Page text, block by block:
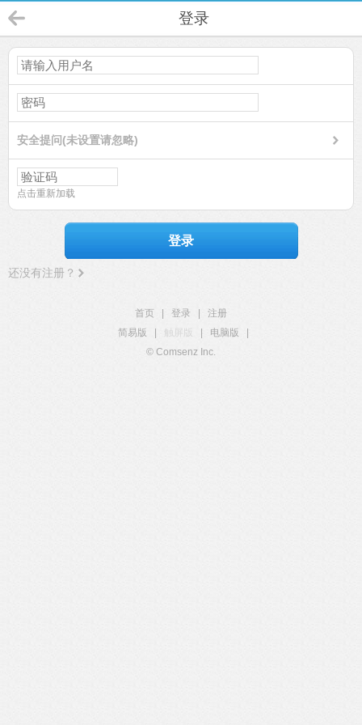
登录
安全提问(未设置请忽略)
点击重新加载
登录
还没有注册？
首页 登录
注册
简易版
触屏版 电脑版
© Comsenz Inc.